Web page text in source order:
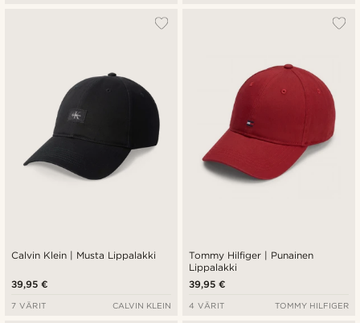
Calvin Klein | Musta Lippalakki
39,95 €
7 VÄRIT CALVIN KLEIN
Tommy Hilfiger | Punainen
Lippalakki
39,95 €
4 VÄRIT TOMMY HILFIGER